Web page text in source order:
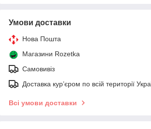
Умови доставки
Нова Пошта
Магазини Rozetka
Самовивіз
Доставка кур’єром по всій території
Всі умови доставки